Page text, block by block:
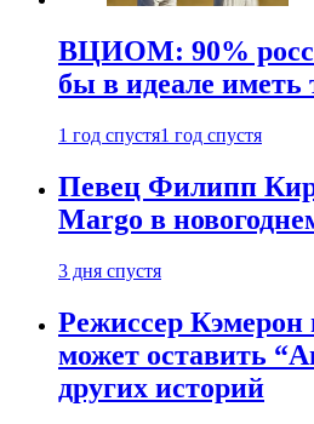
ВЦИОМ: 90%
бы в идеале иметь
1 год спустя1 год спустя
Певец Филипп
Margo в
3 дня спустя
Режиссер Кэмерон
может оставить
других историй